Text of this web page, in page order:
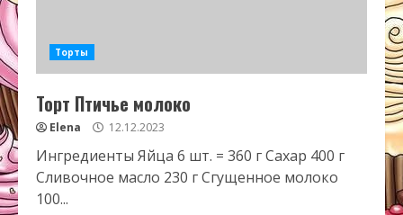
Торты
Торт Птичье молоко
Elena 12.12.2023
Ингредиенты Яйца 6 шт. = 360 г Сахар 400 г
Сливочное масло 230 г Сгущенное молоко
100...